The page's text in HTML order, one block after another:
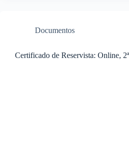
Documentos
Certificado de Reservista: Online,